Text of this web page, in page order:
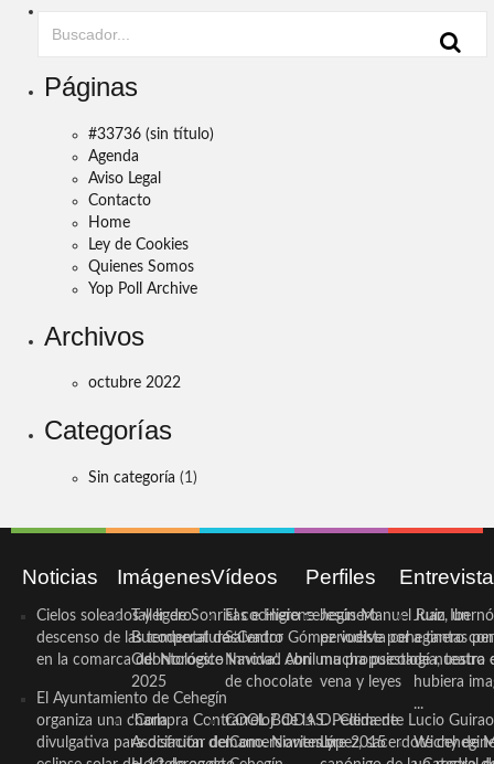
Páginas
#33736 (sin título)
Agenda
Aviso Legal
Contacto
Home
Ley de Cookies
Quienes Somos
Yop Poll Archive
Archivos
octubre 2022
Categorías
Sin categoría (1)
Noticias
Cielos soleados y ligero
descenso de las temperaturas
en la comarca del Noroeste
El Ayuntamiento de Cehegín
organiza una charla
divulgativa para disfrutar del
Imágenes
Taller de Sonrisas e Higiene
Bucodental de ‘Centro
Odontológico Innova’. Abril
2025
‘Compra Contrarreloj’ de la
Asociación de Comerciantes y
Vídeos
El cocinero ceheginero
Salvador Gómez vuelve por
Navidad con una propuesta
de chocolate
COOL BODAS. Pedida de
mano. Noviembre 2015
Perfiles
Jesús Manuel Ruiz, un
periodista ceheginero con
mucha psicología, teatro
vena y leyes
D. Clemente Lucio Guirao
López, sacerdote
Juan
a tantas
de nuestra
hubiera
...
Wichy de